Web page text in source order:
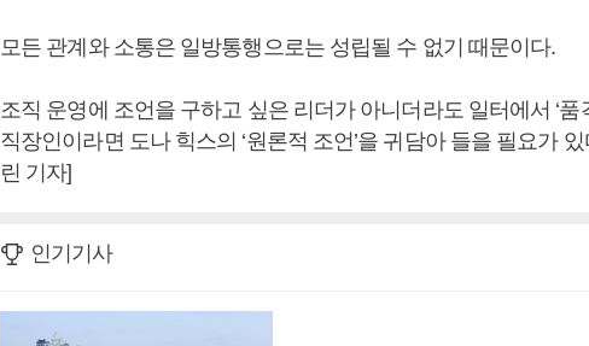
모든 관계와 소통은 일방통행으로는 성립될 수 없기 때문이다.
조직 운영에 조언을 구하고 싶은 리더가 아니더라도 일터에서 ‘품
직장인이라면 도나 힉스의 ‘원론적 조언’을 귀담아 들을 필요가
린 기자]
인기기사